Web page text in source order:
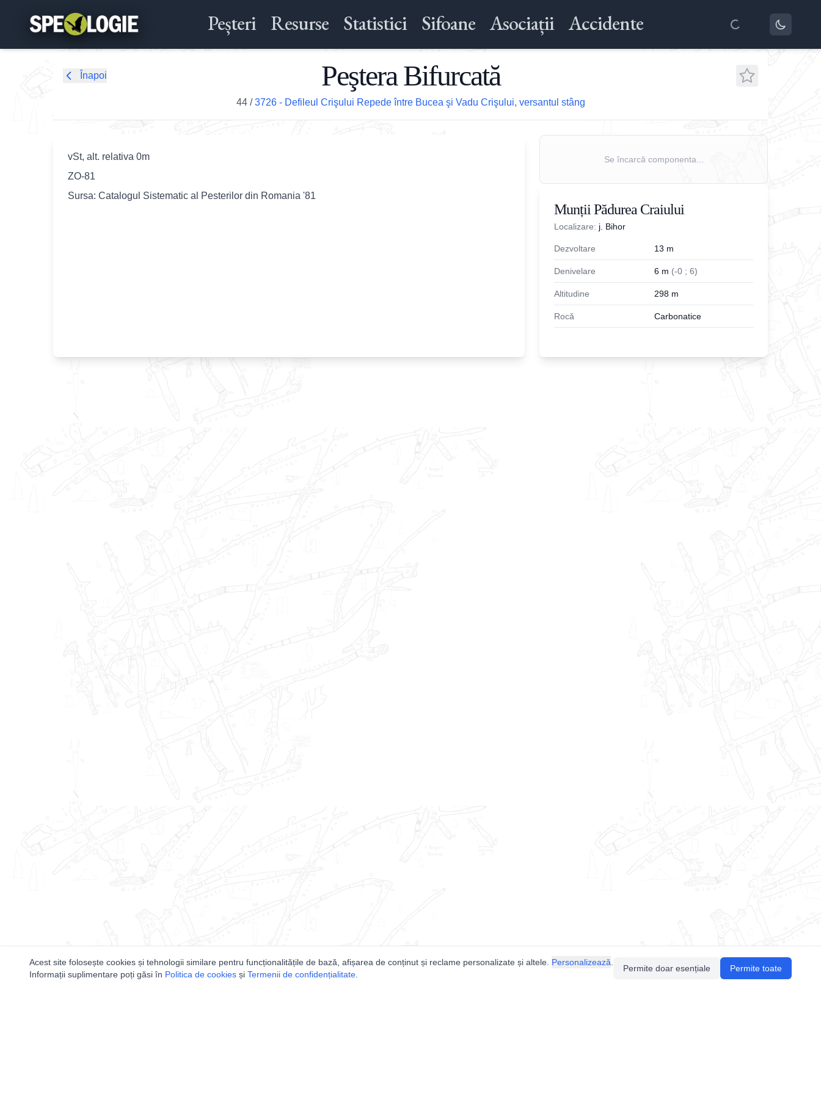
Peșteri Resurse Statistici Sifoane Asociații Accidente
Înapoi Peştera Bifurcată
44/3726 - Defileul Crişului Repede între Bucea şi Vadu Crişului, versantul stâng
vSt, alt. relativa 0m
ZO-81
Sursa: Catalogul Sistematic al Pesterilor din Romania '81
Se încarcă componenta...
Munții Pădurea Craiului
Localizare: j. Bihor
Dezvoltare 13 m
Denivelare 6 m (-0 ; 6)
Altitudine 298 m
Rocă Carbonatice
Acest site folosește cookies și tehnologii similare pentru funcționalitățile de bază, afișarea de conținut și reclame personalizate și altele. Personalizează
Informații suplimentare poți găsi în Politica de cookies și Termenii de confidențialitate
Permite doar esențiale Permite toate